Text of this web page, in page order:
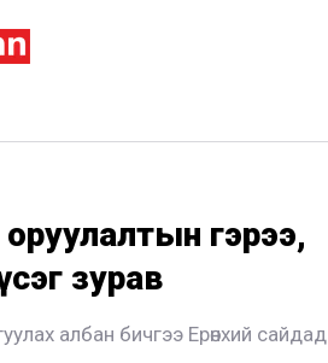
оруулалтын гэрээ,
зурав
албан бичгээ Ерөнхий сайдад